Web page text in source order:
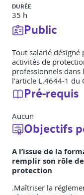
DURÉE
35 h
Public
Tout salarié
activités de
professionnels
l'article L.4644-1 du
Pré-requis
Aucun
Objectifs
A l’issue de la
remplir son rôle
protection
.Maîtriser la